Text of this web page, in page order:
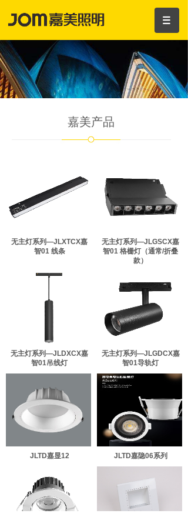
嘉美产品
无主灯系列—JLXTCX嘉
智01 线条
无主灯系列—JLGSCX嘉
智01 格栅灯（通常/折叠
款）
无主灯系列—JLDXCX嘉
智01吊线灯
无主灯系列—JLGDCX嘉
智01导轨灯
JLTD嘉显12 JLTD嘉隐06系列